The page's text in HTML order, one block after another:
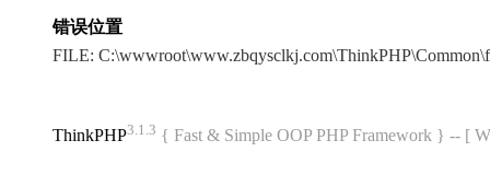
错误位置
FILE:
ThinkPHP3.1.3 { Fast & Simple OOP PHP Framework } -- [